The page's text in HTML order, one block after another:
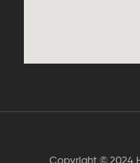
Copyright © 2024